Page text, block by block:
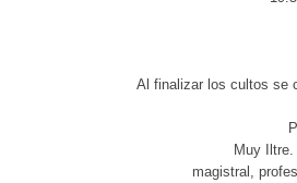
Al finalizar los cultos se
Muy
magistral,